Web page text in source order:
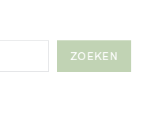
ZOEKEN